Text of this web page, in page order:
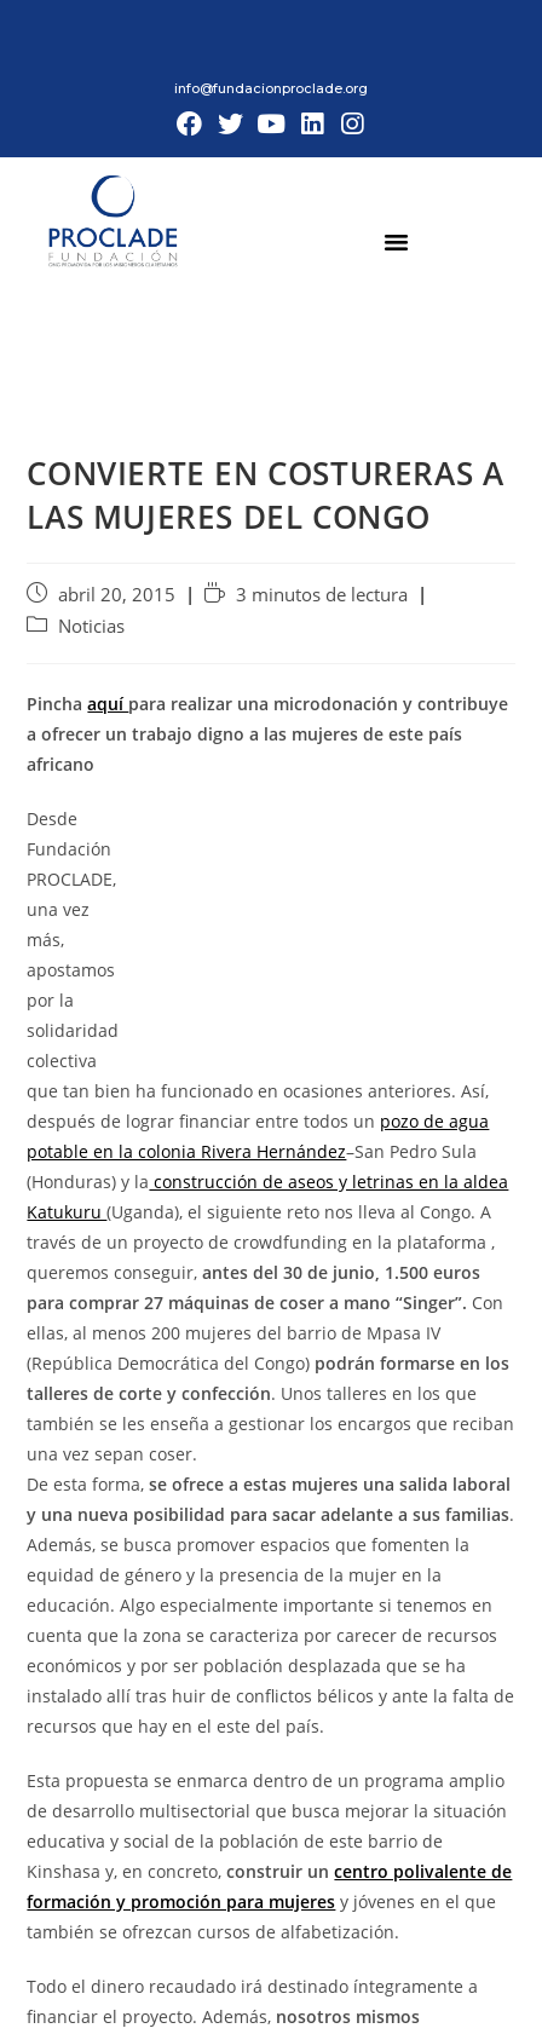
info@fundacionproclade.org
CONVIERTE EN COSTURERAS A
LAS MUJERES DEL CONGO
abril 20, 2015
3 minutos de lectura
Noticias
Pinchaaquí para realizar una microdonación y contribuye
a ofrecer un trabajo digno a las mujeres de este país
africano
Desde
Fundación
PROCLADE,
una vez
más,
apostamos
por la
solidaridad
colectiva
que tan bien ha funcionado en ocasiones anteriores. Así,
después de lograr financiar entre todos un pozo de agua
potable en la colonia Rivera Hernández–San Pedro Sula
(Honduras) y la construcción de aseos y letrinas en la aldea
Katukuru(Uganda), el siguiente reto nos lleva al Congo. A
través de un proyecto de crowdfunding en la plataforma ,
queremos conseguir, antes del 30 de junio, 1.500 euros
para comprar 27 máquinas de coser a mano “Singer”. Con
ellas, al menos 200 mujeres del barrio de Mpasa IV
(República Democrática del Congo) podrán formarse en los
talleres de corte y confección. Unos talleres en los que
también se les enseña a gestionar los encargos que reciban
una vez sepan coser.
De esta forma,se ofrece a estas mujeres una salida laboral
y una nueva posibilidad para sacar adelante a sus familias.
Además, se busca promover espacios que fomenten la
equidad de género y la presencia de la mujer en la
educación. Algo especialmente importante si tenemos en
cuenta que la zona se caracteriza por carecer de recursos
económicos y por ser población desplazada que se ha
instalado allí tras huir de conflictos bélicos y ante la falta de
recursos que hay en el este del país.
Esta propuesta se enmarca dentro de un programa amplio
de desarrollo multisectorial que busca mejorar la situación
educativa y social de la población de este barrio de
Kinshasa y, en concreto, construir uncentro polivalente de
formación y promoción para mujeres y jóvenes en el que
también se ofrezcan cursos de alfabetización.
Todo el dinero recaudado irá destinado íntegramente a
financiar el proyecto. Además, nosotros mismos